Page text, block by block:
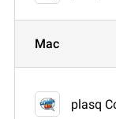
Mac
plasq